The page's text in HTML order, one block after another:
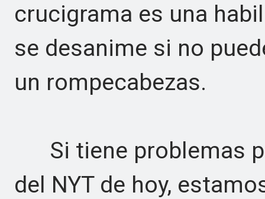
crucigrama es una
se desanime si no
un rompecabezas.
Si tiene problemas
del NYT de hoy,